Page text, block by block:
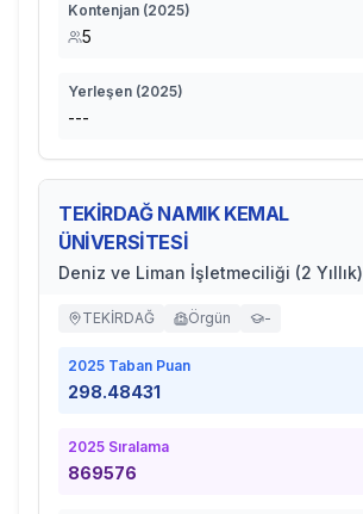
Kontenjan (2025)
5
Yerleşen (2025)
---
TEKİRDAĞ NAMIK KEMAL
ÜNİVERSİTESİ
Deniz ve Liman İşletmeciliği (2 Yıllık)
TEKİRDAĞ Örgün -
2025 Taban Puan
298.48431
2025 Sıralama
869576